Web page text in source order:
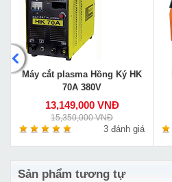
Máy cắt plasma Hồng Ký HK
70A 380V
13,149,000 VNĐ
15,350,000 VNĐ
3 đánh giá
Sản phẩm tương tự